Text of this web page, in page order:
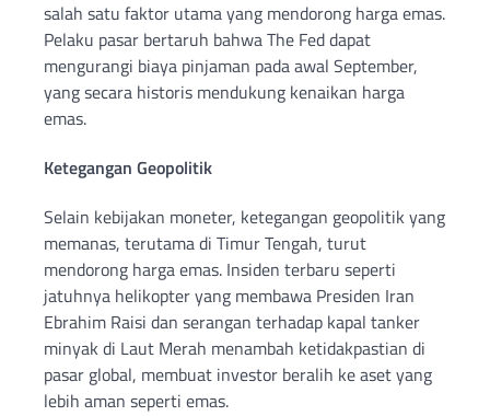
salah satu faktor utama yang mendorong harga emas.
Pelaku pasar bertaruh bahwa The Fed dapat
mengurangi biaya pinjaman pada awal September,
yang secara historis mendukung kenaikan harga
emas.
Ketegangan Geopolitik
Selain kebijakan moneter, ketegangan geopolitik yang
memanas, terutama di Timur Tengah, turut
mendorong harga emas. Insiden terbaru seperti
jatuhnya helikopter yang membawa Presiden Iran
Ebrahim Raisi dan serangan terhadap kapal tanker
minyak di Laut Merah menambah ketidakpastian di
pasar global, membuat investor beralih ke aset yang
lebih aman seperti emas.